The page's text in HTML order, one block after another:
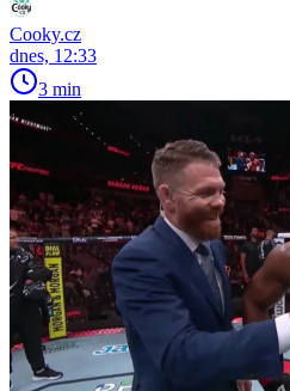
Cooky.cz
dnes, 12:33
3 min